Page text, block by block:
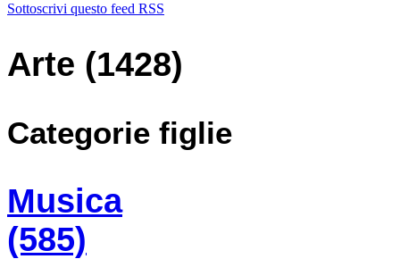
Sottoscrivi questo feed RSS
Arte (1428)
Categorie figlie
Musica
(585)